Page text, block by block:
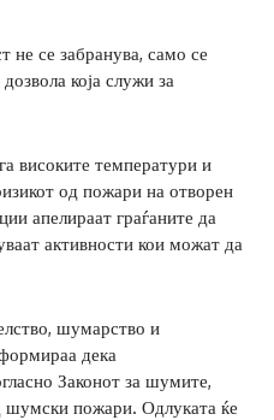
се забранува, само се
која служи за
високите температури и
од пожари на отворен
апелираат граѓаните да
активности кои можат да
шумарство и
дека
Законот за шумите,
шумски пожари. Одлуката ќе